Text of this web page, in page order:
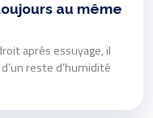
au même
après essuyage, il
reste d’humidité